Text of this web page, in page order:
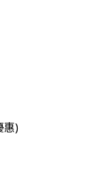
惠)